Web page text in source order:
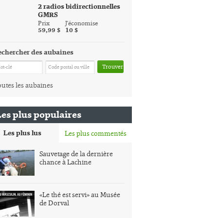
2 radios bidirectionnelles
GMRS
Prix
59,99 $
J'économise
10 $
des aubaines
Trouver
les aubaines
plus populaires
Les plus lus Les plus commentés
Sauvetage de la dernière
chance à Lachine
«Le thé est servi» au Musée
de Dorval